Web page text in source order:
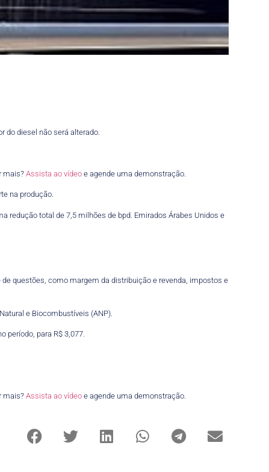
do diesel não será alterado.
mais?Assista ao vídeo e agende uma demonstração.
na produção.
redução total de 7,5 milhões de bpd. Emirados Árabes Unidos e
questões, como margem da distribuição e revenda, impostos e
e Biocombustíveis (ANP).
período, para R$ 3,077.
mais?Assista ao vídeo e agende uma demonstração.